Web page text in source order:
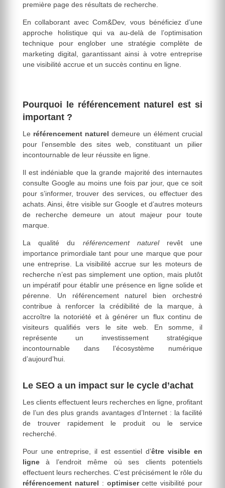
première page des résultats de recherche.
En collaborant avec Com&Dev, vous bénéficiez d’une
approche holistique qui va au-delà de l’optimisation
technique pour englober une stratégie complète de
marketing digital, garantissant ainsi à votre entreprise
une visibilité accrue et un succès continu en ligne.
Pourquoi le référencement naturel est si
important ?
Le référencement naturel demeure un élément crucial
pour l’ensemble des sites web, constituant un pilier
incontournable de leur réussite en ligne.
Il est indéniable que la grande majorité des internautes
consulte Google au moins une fois par jour, que ce soit
pour s’informer, trouver des services, ou effectuer des
achats. Ainsi, être visible sur Google et d’autres moteurs
de recherche demeure un atout majeur pour toute
marque.
La qualité du référencement naturelrevêt une
importance primordiale tant pour une marque que pour
une entreprise. La visibilité accrue sur les moteurs de
recherche n’est pas simplement une option, mais plutôt
un impératif pour établir une présence en ligne solide et
pérenne. Un référencement naturel bien orchestré
contribue à renforcer la crédibilité de la marque, à
accroître la notoriété et à générer un flux continu de
visiteurs qualifiés vers le site web. En somme, il
représente un investissement stratégique
incontournable dans l’écosystème numérique
d’aujourd’hui.
Le SEO a un impact sur le cycle d’achat
Les clients effectuent leurs recherches en ligne, profitant
de l’un des plus grands avantages d’Internet : la facilité
de trouver rapidement le produit ou le service
recherché.
Pour une entreprise, il est essentiel d’être visible en
ligneà l’endroit même où ses clients potentiels
effectuent leurs recherches. C’est précisément le rôle du
référencement naturel : optimisercette visibilité pour